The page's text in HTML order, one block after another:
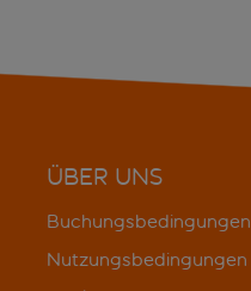
ÜBER UNS
Buchungsbedingungen
Nutzungsbedingungen